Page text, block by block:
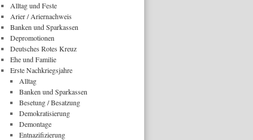
Alltag und Feste
Arier / Ariernachweis
Banken und Sparkassen
Depromotionen
Deutsches Rotes Kreuz
Ehe und Familie
Erste Nachkriegsjahre
Alltag
Banken und Sparkassen
Besetung / Besatzung
Demokratisierung
Demontage
Entnazifizierung